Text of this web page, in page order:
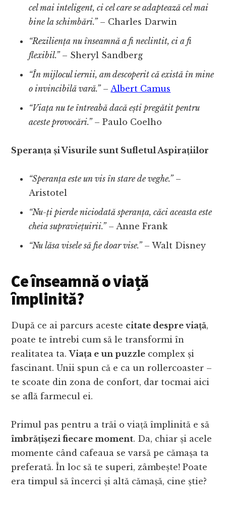
cel mai inteligent, ci cel care se adaptează cel mai
bine la schimbări.”– Charles Darwin
“Reziliența nu înseamnă a fi neclintit, ci a fi
flexibil.”– Sheryl Sandberg
“În mijlocul iernii, am descoperit că există în mine
o invincibilă vară.”–Albert Camus
“Viața nu te întreabă dacă ești pregătit pentru
aceste provocări.”– Paulo Coelho
Speranța și Visurile sunt Sufletul Aspirațiilor
“Speranța este un vis în stare de veghe.”–
Aristotel
“Nu-ți pierde niciodată speranța, căci aceasta este
cheia supraviețuirii.”– Anne Frank
“Nu lăsa visele să fie doar vise.”– Walt Disney
Ce înseamnă o viață
împlinită?
După ce ai parcurs aceste citate despre viață,
poate te întrebi cum să le transformi în
realitatea ta.Viața e un puzzle complex și
fascinant. Unii spun că e ca un rollercoaster –
te scoate din zona de confort, dar tocmai aici
se află farmecul ei.
Primul pas pentru a trăi o viață împlinită e să
îmbrățișezi fiecare moment. Da, chiar și acele
momente când cafeaua se varsă pe cămașa ta
preferată. În loc să te superi, zâmbește! Poate
era timpul să încerci și altă cămașă, cine știe?